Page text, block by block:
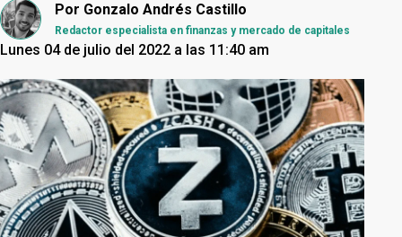
Por Gonzalo Andrés Castillo
Redactor especialista en finanzas y mercado de capitales
Lunes 04 de julio del 2022 a las 11:40 am